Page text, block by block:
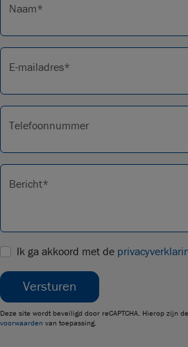
Naam*
E-mailadres*
Telefoonnummer
Bericht*
Ik ga akkoord met de
Versturen
Deze site wordt beveiligd door reCAPTCHA. Hierop zijn
voorwaarden van toepassing.